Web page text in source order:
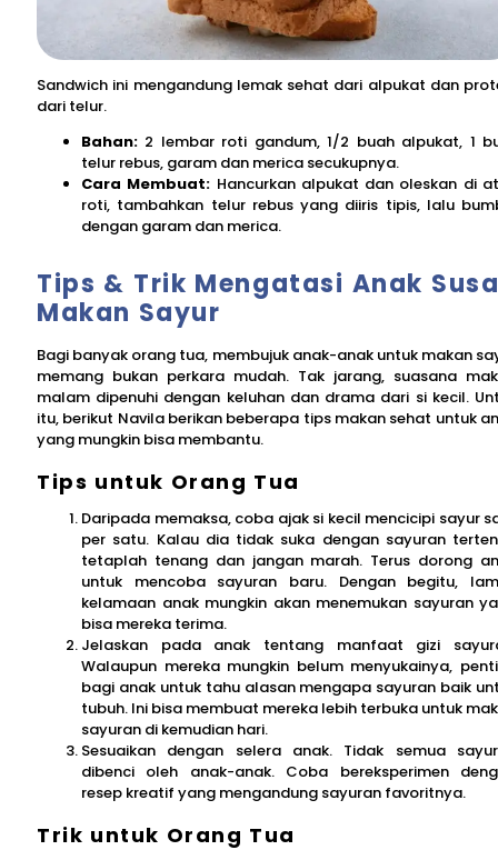
Sandwich ini mengandung lemak sehat dari alpukat dan
dari telur.
Bahan: 2 lembar roti gandum, 1/2 buah alpukat, 1
telur rebus, garam dan merica secukupnya.
Cara Membuat: Hancurkan alpukat dan oleskan di
roti, tambahkan telur rebus yang diiris tipis, lalu
dengan garam dan merica.
Tips & Trik Mengatasi Anak
Makan Sayur
Bagi banyak orang tua, membujuk anak-anak untuk makan
memang bukan perkara mudah. Tak jarang, suasana
malam dipenuhi dengan keluhan dan drama dari si kecil.
itu, berikut Navila berikan beberapa tips makan sehat untuk
yang mungkin bisa membantu.
Tips untuk Orang Tua
Daripada memaksa, coba ajak si kecil mencicipi sayur
per satu. Kalau dia tidak suka dengan sayuran
tetaplah tenang dan jangan marah. Terus dorong
untuk mencoba sayuran baru. Dengan begitu,
kelamaan anak mungkin akan menemukan sayuran
bisa mereka terima.
Jelaskan pada anak tentang manfaat gizi
Walaupun mereka mungkin belum menyukainya,
bagi anak untuk tahu alasan mengapa sayuran baik
tubuh. Ini bisa membuat mereka lebih terbuka untuk
sayuran di kemudian hari.
Sesuaikan dengan selera anak. Tidak semua
dibenci oleh anak-anak. Coba bereksperimen
resep kreatif yang mengandung sayuran favoritnya.
Trik untuk Orang Tua